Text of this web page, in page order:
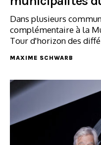
Dans plusieurs
complémentaire à la
Tour d'horizon des
MAXIME SCHWARB